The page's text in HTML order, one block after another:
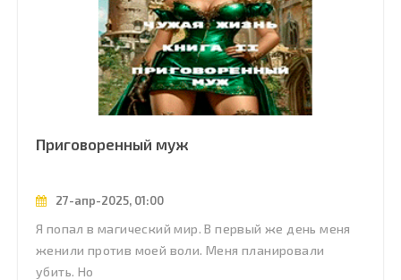
Приговоренный муж
27-апр-2025, 01:00
Я попал в магический мир. В первый же день меня
женили против моей воли. Меня планировали
убить. Но